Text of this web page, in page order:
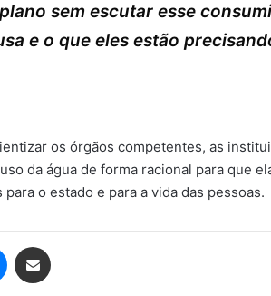
sem escutar esse
e o que eles estão
os órgãos competentes, as
da água de forma racional para que
o estado e para a vida das pessoas.
Messenger